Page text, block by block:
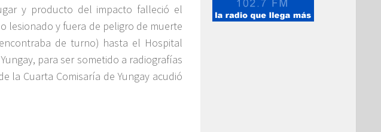
y producto del impacto falleció el
lesionado y fuera de peligro de muerte
de turno) hasta el Hospital
para ser sometido a radiografías
la Cuarta Comisaría de Yungay acudió